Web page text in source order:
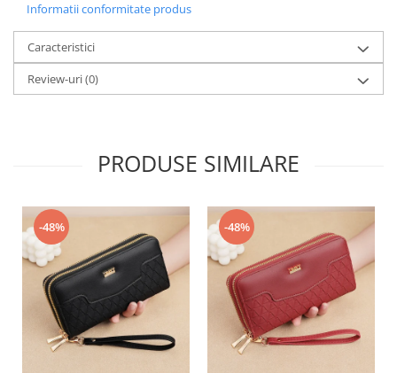
Informatii conformitate produs
Caracteristici
Review-uri(0)
PRODUSE SIMILARE
-48% -48%